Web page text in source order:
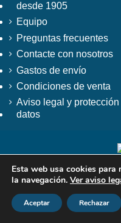
desde 1905
Equipo
Preguntas frecuentes
Contacte con nosotros
Gastos de envío
Condiciones de venta
Aviso legal y protección
datos
Esta web usa cookies para
la navegación. Ver aviso
Aceptar Rechazar